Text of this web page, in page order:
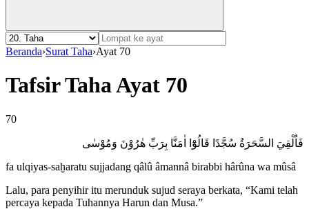
Beranda›Surat Taha›Ayat 70
Tafsir Taha Ayat 70
70
فَاُلْقِيَ السَّحَرَةُ سُجَّدًا قَالُوْٓا اٰمَنَّا بِرَبِّ هٰرُوْنَ وَمُوْسٰى
fa ulqiyas-saḫaratu sujjadang qâlû âmannâ birabbi hârûna wa mûsâ
Lalu, para penyihir itu merunduk sujud seraya berkata, “Kami telah
percaya kepada Tuhannya Harun dan Musa.”